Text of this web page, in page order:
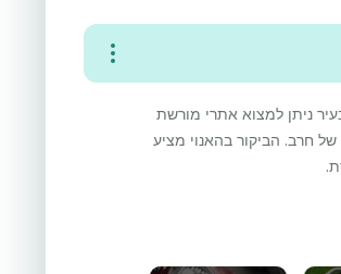
ניתן למצוא אתרי מורשת
חרב. הביקור בהאנוי מציע